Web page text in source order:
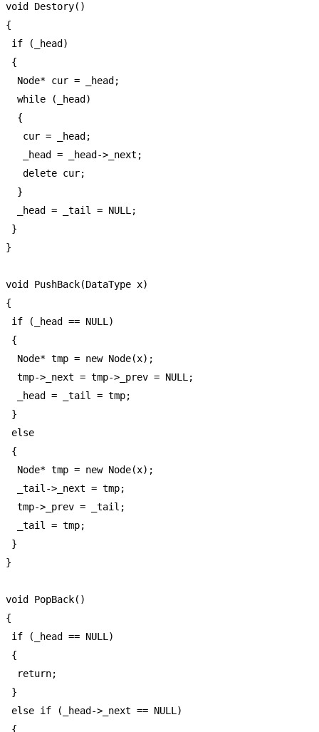
void Destory()
{
  if (_head)
  {
   Node* cur = _head;
   while (_head)
   {
    cur = _head;
    _head = _head->_next;
    delete cur;
   }
   _head = _tail = NULL;
  }
}
void PushBack(DataType x)
{
  if (_head == NULL)
  {
   Node* tmp = new Node(x);
   tmp->_next = tmp->_prev = NULL;
   _head = _tail = tmp;
  }
  else
  {
   Node* tmp = new Node(x);
   _tail->_next = tmp;
   tmp->_prev = _tail;
   _tail = tmp;
  }
}
void PopBack()
{
  if (_head == NULL)
  {
   return;
  }
  else if (_head->_next == NULL)
  {